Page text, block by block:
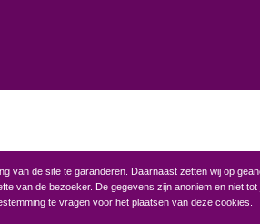
van de site te garanderen. Daarnaast zetten wij op
van de bezoeker. De gegevens zijn anoniem en niet
te vragen voor het plaatsen van deze cookies.